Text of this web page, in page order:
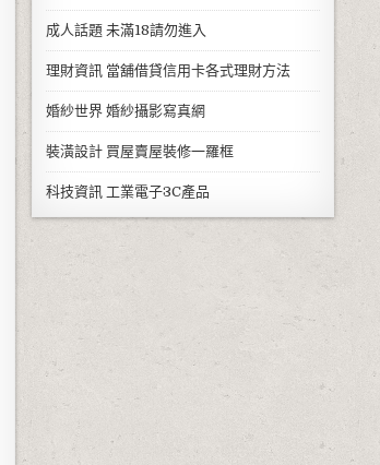
成人話題未滿18請勿進入
理財資訊當舖借貸信用卡各式理財方法
婚紗世界婚紗攝影寫真網
裝潢設計買屋賣屋裝修一羅框
科技資訊工業電子3C產品